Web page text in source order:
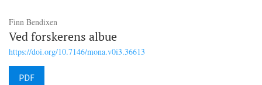
Finn Bendixen
Ved forskerens albue
https://doi.org/10.7146/mona.v0i3.36613
PDF